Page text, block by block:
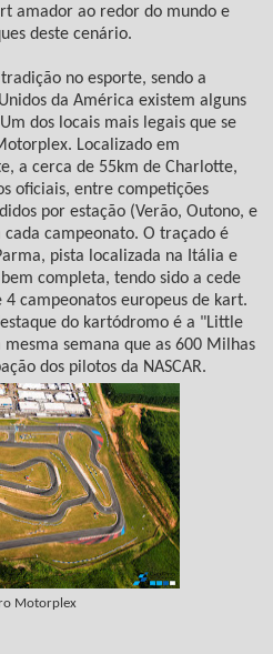
amador ao redor do mundo e
deste cenário.
no esporte, sendo a
da América existem alguns
dos locais mais legais que se
Localizado em
a cerca de 55km de Charlotte,
oficiais, entre competições
por estação (Verão, Outono, e
campeonato. O traçado é
pista localizada na Itália e
completa, tendo sido a cede
campeonatos europeus de kart.
do kartódromo é a "Little
semana que as 600 Milhas
dos pilotos da NASCAR.
Motorplex